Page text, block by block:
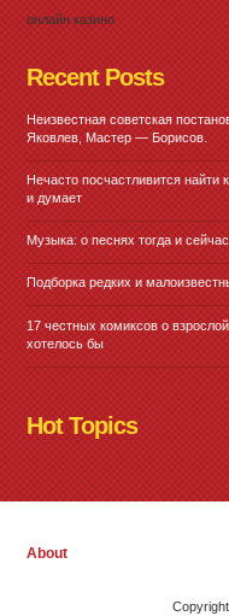
онлайн казино
Recent Posts
Неизвестная советская
Яковлев, Мастер — Борисов.
Нечасто посчастливится найти
и думает
Музыка: о песнях тогда и сейчас
Подборка редких и
17 честных комиксов о
хотелось бы
Hot Topics
About